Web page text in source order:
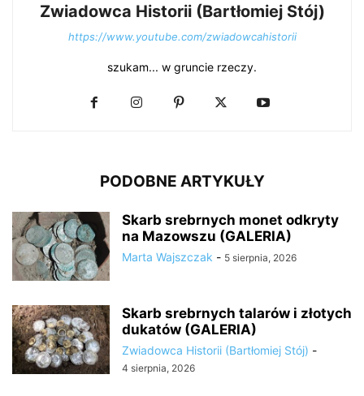
Zwiadowca Historii (Bartłomiej Stój)
https://www.youtube.com/zwiadowcahistorii
szukam... w gruncie rzeczy.
PODOBNE ARTYKUŁY
Skarb srebrnych monet odkryty
na Mazowszu (GALERIA)
Marta Wajszczak - 5 sierpnia, 2026
Skarb srebrnych talarów i złotych
dukatów (GALERIA)
Zwiadowca Historii (Bartłomiej Stój) -
4 sierpnia, 2026